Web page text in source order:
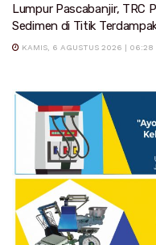
Lumpur Pascabanjir, TRC
Sedimen di Titik
KAMIS, 6 AGUSTUS 2026 | 06:28